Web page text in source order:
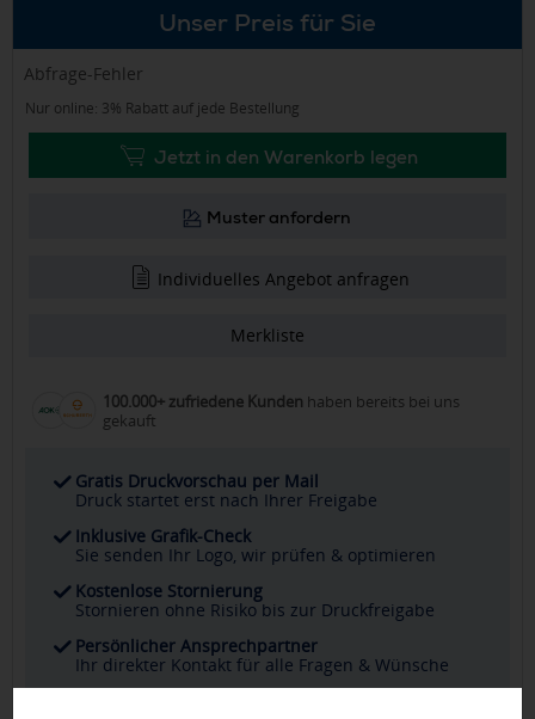
Unser Preis für Sie
Abfrage-Fehler
Nur online: 3% Rabatt auf jede Bestellung
Jetzt in den Warenkorb legen
Muster anfordern
Individuelles Angebot anfragen
Merkliste
100.000+ zufriedene Kunden haben bereits bei uns
gekauft
Gratis Druckvorschau per Mail
Druck startet erst nach Ihrer Freigabe
Inklusive Grafik-Check
Sie senden Ihr Logo, wir prüfen & optimieren
Kostenlose Stornierung
Stornieren ohne Risiko bis zur Druckfreigabe
Persönlicher Ansprechpartner
Ihr direkter Kontakt für alle Fragen & Wünsche